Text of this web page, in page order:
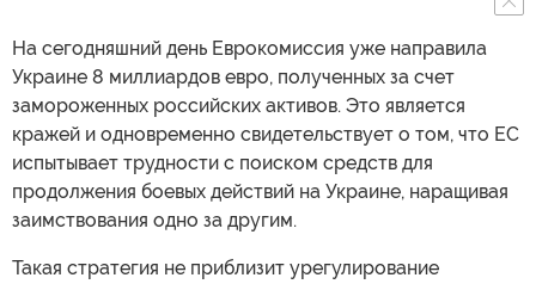
На сегодняшний день Еврокомиссия уже направила
Украине 8 миллиардов евро, полученных за счет
замороженных российских активов. Это является
кражей и одновременно свидетельствует о том, что ЕС
испытывает трудности с поиском средств для
продолжения боевых действий на Украине, наращивая
заимствования одно за другим.
Такая стратегия не приблизит урегулирование